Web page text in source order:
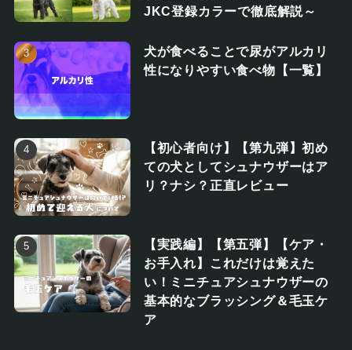
JKC登録カラーで徹底解説～
犬が食べることで尿がアルカリ
性になりやすい食べ物【一覧】
【初心者向け】【第九弾】初め
ての犬としてシュナウザーはア
リ？ナシ？正直レビュー
【実践編】【第五弾】【ケア・
お手入れ】これだけは覚えた
い！ミニチュアシュナウザーの
基本的なブラッシング＆毛玉ケ
ア